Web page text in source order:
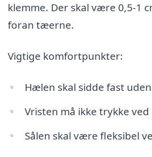
klemme. Der skal være 0,5-1
foran tæerne.
Vigtige komfortpunkter:
Hælen skal sidde fast
Vristen må ikke trykke
Sålen skal være fleksibel